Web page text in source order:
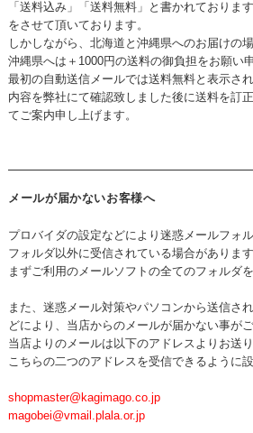
「送料込み」「送料無料」と書かれておりま
をさせて頂いております。
しかしながら、北海道と沖縄県へのお届けの
沖縄県へは＋1000円の送料の御負担をお願い
最初の自動送信メールでは送料無料と表示さ
内容を弊社にて確認致しました後に送料を訂
てご案内申し上げます。
メールが届かないお客様へ
プロバイダの設定などにより迷惑メールフォ
フォルダ以外に受信されている場合があります
まずご利用のメールソフトの全てのフォルダ
また、迷惑メール対策やパソコンから送信さ
どにより、当店からのメールが届かない事がご
当店よりのメールは以下のアドレスよりお送り
こちらの二つのアドレスを受信できるように
shopmaster@kagimago.co.jp
magobei@vmail.plala.or.jp